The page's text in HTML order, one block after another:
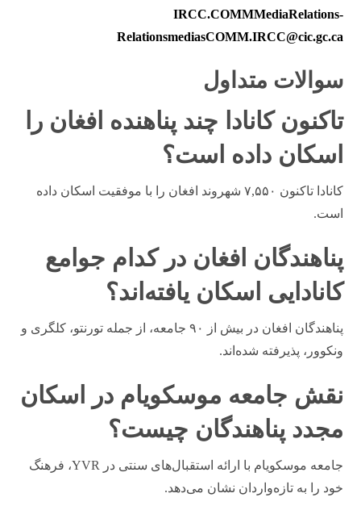
IRCC.COMMMediaRelations-
RelationsmediasCOMM.IRCC@cic.gc.ca
سوالات متداول
تاکنون کانادا چند پناهنده افغان را
اسکان داده است؟
کانادا تاکنون ۷,۵۵۰ شهروند افغان را با موفقیت اسکان داده
است.
پناهندگان افغان در کدام جوامع
کانادایی اسکان یافته‌اند؟
پناهندگان افغان در بیش از ۹۰ جامعه، از جمله تورنتو، کلگری و
ونکوور، پذیرفته شده‌اند.
نقش جامعه موسکویام در اسکان
مجدد پناهندگان چیست؟
جامعه موسکویام با ارائه استقبال‌های سنتی در YVR، فرهنگ
خود را به تازه‌واردان نشان می‌دهد.